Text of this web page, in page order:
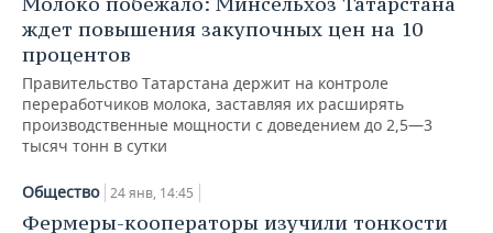
ждет повышения закупочных цен на 10
процентов
Правительство Татарстана держит на контроле
переработчиков молока, заставляя их расширять
производственные мощности с доведением до 2,5—3
тысяч тонн в сутки
Общество 24 янв, 14:45
Фермеры-кооператоры изучили тонкости